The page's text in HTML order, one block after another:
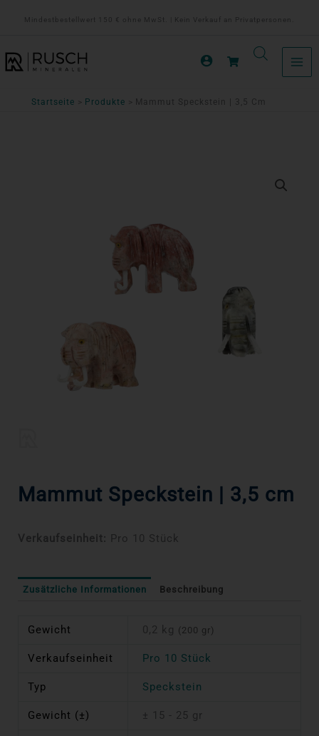
Mindestbestellwert 150 € ohne MwSt. | Kein Verkauf an Privatpersonen.
Startseite Produkte Mammut Speckstein | 3,5 Cm
Mammut Speckstein | 3,5 cm
Verkaufseinheit: Pro 10 Stück
Zusätzliche Informationen Beschreibung
Gewicht 0,2 kg (200 gr)
Verkaufseinheit Pro 10 Stück
Typ Speckstein
Gewicht (±) ± 15 - 25 gr